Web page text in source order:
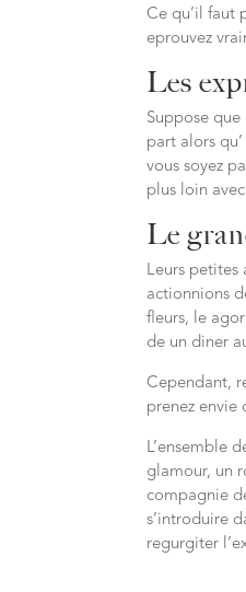
Ce qu’il faut
eprouvez
Les
Suppose
part alors
vous soyez
plus loin
Le
Leurs petites
actionnions
fleurs, le
de un diner
Cependant,
prenez envie
L’ensemble
glamour, un
compagnie
s’introduire
regurgiter